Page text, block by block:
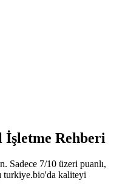
Rehberi
Sadece 7/10 üzeri puanlı,
turkiye.bio'da kaliteyi